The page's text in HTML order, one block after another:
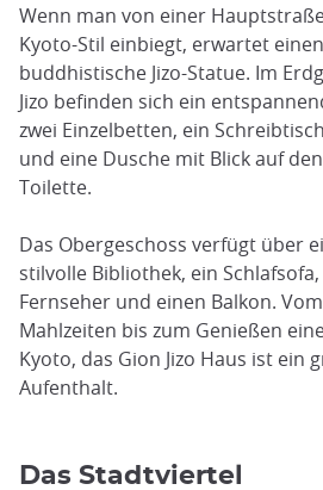
Wenn man von einer
Kyoto-Stil einbiegt, erwartet
buddhistische Jizo-Statue. Im
Jizo befinden sich ein
zwei Einzelbetten, ein
und eine Dusche mit Blick auf
Toilette.
Das Obergeschoss verfügt über
stilvolle Bibliothek, ein
Fernseher und einen Balkon.
Mahlzeiten bis zum Genießen
Kyoto, das Gion Jizo Haus ist ein
Aufenthalt.
Das Stadtviertel